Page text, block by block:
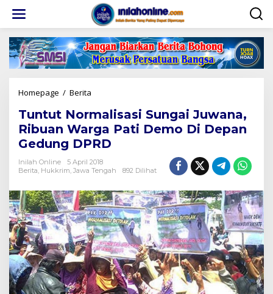
konten
Homepage / Berita
Sungai
Juwana,
Ribuan
Warga
Pati
Demo
Depan
Gedung
DPRD
Tuntut Normalisasi Sungai Juwana,
Ribuan Warga Pati Demo Di Depan
Gedung DPRD
Inilah Online
5 April 2018
Berita Hukkrim Jawa Tengah 892 Dilihat